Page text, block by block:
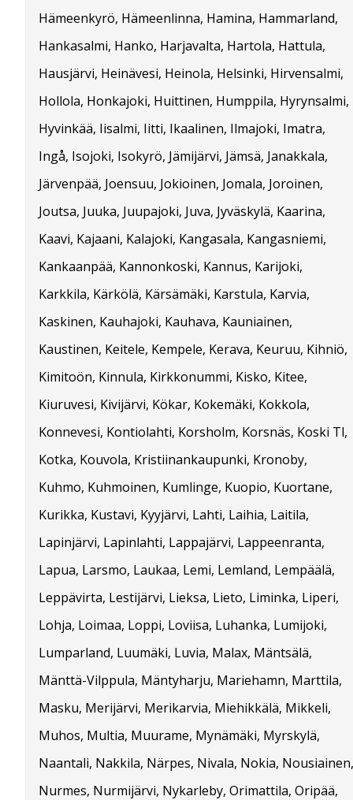
Hämeenkyrö, Hämeenlinna, Hamina, Hammarland,
Hankasalmi, Hanko, Harjavalta, Hartola, Hattula,
Hausjärvi, Heinävesi, Heinola, Helsinki, Hirvensalmi,
Hollola, Honkajoki, Huittinen, Humppila, Hyrynsalmi,
Hyvinkää, Iisalmi, Iitti, Ikaalinen, Ilmajoki, Imatra,
Ingå, Isojoki, Isokyrö, Jämijärvi, Jämsä, Janakkala,
Järvenpää, Joensuu, Jokioinen, Jomala, Joroinen,
Joutsa, Juuka, Juupajoki, Juva, Jyväskylä, Kaarina,
Kaavi, Kajaani, Kalajoki, Kangasala, Kangasniemi,
Kankaanpää, Kannonkoski, Kannus, Karijoki,
Karkkila, Kärkölä, Kärsämäki, Karstula, Karvia,
Kaskinen, Kauhajoki, Kauhava, Kauniainen,
Kaustinen, Keitele, Kempele, Kerava, Keuruu, Kihniö,
Kimitoön, Kinnula, Kirkkonummi, Kisko, Kitee,
Kiuruvesi, Kivijärvi, Kökar, Kokemäki, Kokkola,
Konnevesi, Kontiolahti, Korsholm, Korsnäs, Koski Tl,
Kotka, Kouvola, Kristiinankaupunki, Kronoby,
Kuhmo, Kuhmoinen, Kumlinge, Kuopio, Kuortane,
Kurikka, Kustavi, Kyyjärvi, Lahti, Laihia, Laitila,
Lapinjärvi, Lapinlahti, Lappajärvi, Lappeenranta,
Lapua, Larsmo, Laukaa, Lemi, Lemland, Lempäälä,
Leppävirta, Lestijärvi, Lieksa, Lieto, Liminka, Liperi,
Lohja, Loimaa, Loppi, Loviisa, Luhanka, Lumijoki,
Lumparland, Luumäki, Luvia, Malax, Mäntsälä,
Mänttä-Vilppula, Mäntyharju, Mariehamn, Marttila,
Masku, Merijärvi, Merikarvia, Miehikkälä, Mikkeli,
Muhos, Multia, Muurame, Mynämäki, Myrskylä,
Naantali, Nakkila, Närpes, Nivala, Nokia, Nousiainen,
Nurmes, Nurmijärvi, Nykarleby, Orimattila, Oripää,